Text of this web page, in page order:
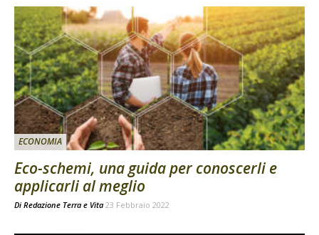
ECONOMIA
Eco-schemi, una guida per conoscerli e
applicarli al meglio
Di Redazione Terra e Vita 23 Febbraio 2022